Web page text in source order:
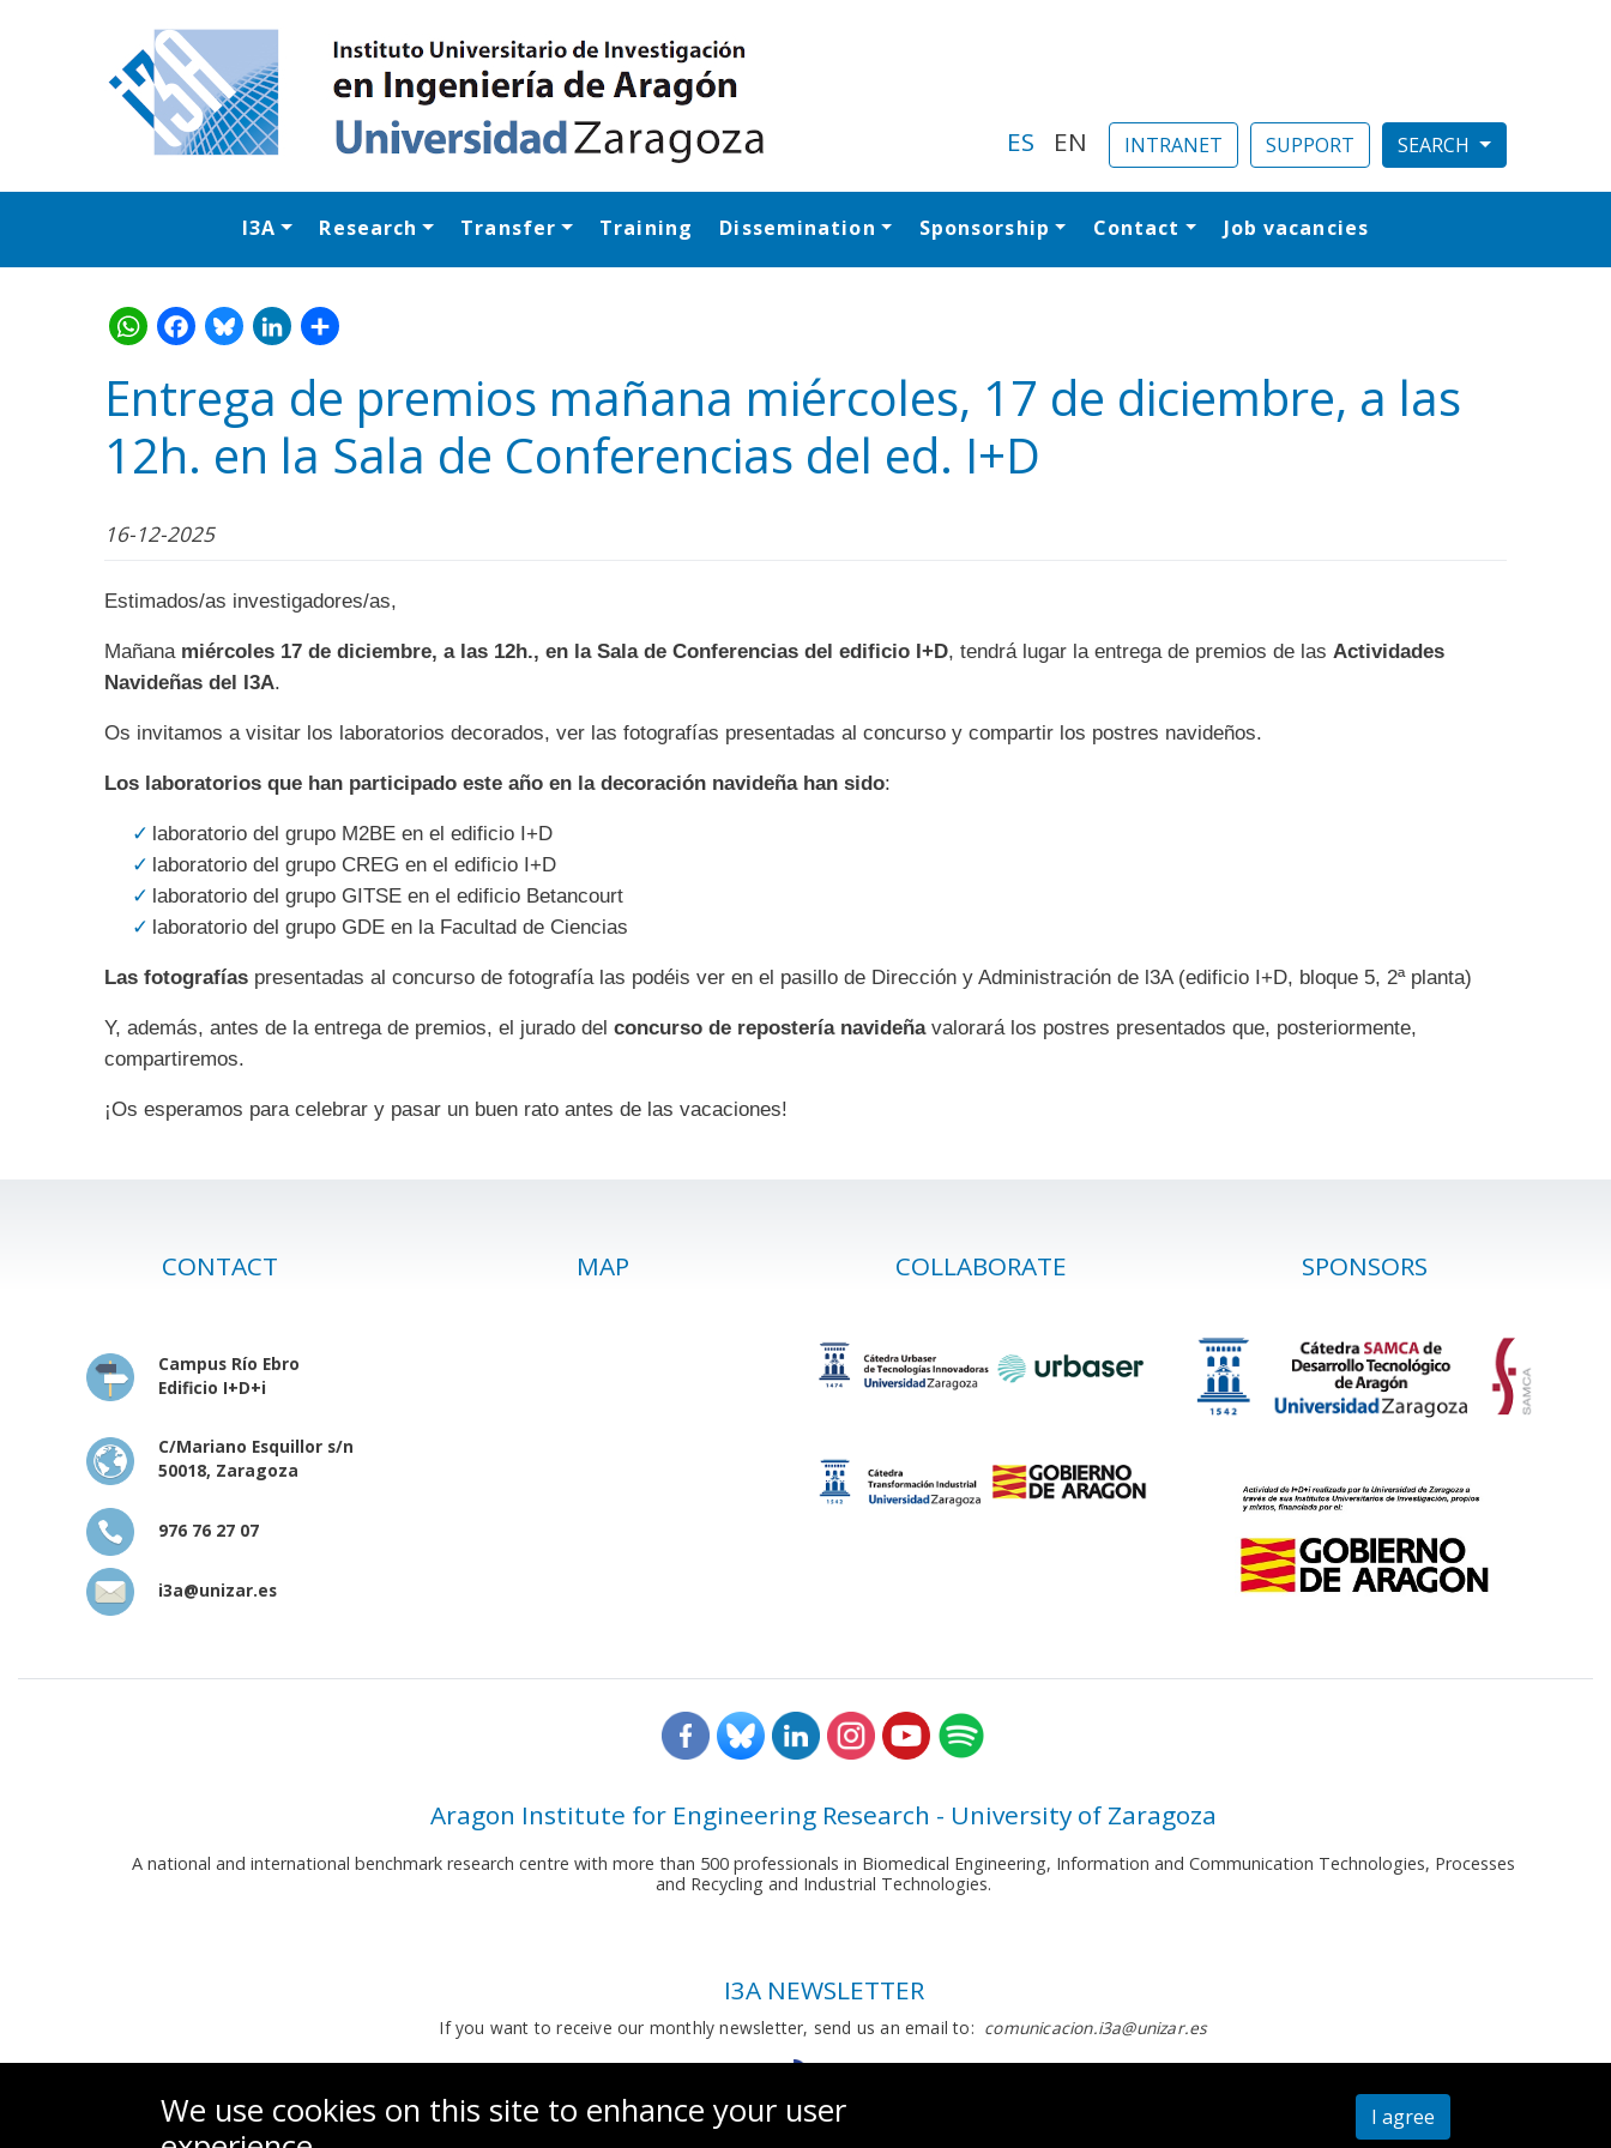
ES EN INTRANET SUPPORT
Navegación principal
I3A Research Transfer Training Dissemination Sponsorship Contact Job vacancies
WhatsApp
Facebook
Bluesky
LinkedIn
Share
Entrega de premios mañana miércoles, 17 de diciembre, a las
12h. en la Sala de Conferencias del ed. I+D
16-12-2025
Estimados/as investigadores/as,
Mañana miércoles 17 de diciembre, a las 12h., en la Sala de Conferencias del edificio I+D, tendrá lugar la entrega de premios de las Actividades
Navideñas del I3A.
Os invitamos a visitar los laboratorios decorados, ver las fotografías presentadas al concurso y compartir los postres navideños.
Los laboratorios que han participado este año en la decoración navideña han sido:
laboratorio del grupo M2BE en el edificio I+D
laboratorio del grupo CREG en el edificio I+D
laboratorio del grupo GITSE en el edificio Betancourt
laboratorio del grupo GDE en la Facultad de Ciencias
Las fotografías presentadas al concurso de fotografía las podéis ver en el pasillo de Dirección y Administración de l3A (edificio I+D, bloque 5, 2ª planta)
Y, además, antes de la entrega de premios, el jurado del concurso de repostería navideña valorará los postres presentados que, posteriormente,
compartiremos.
¡Os esperamos para celebrar y pasar un buen rato antes de las vacaciones!
CONTACT
Campus Río Ebro
Edificio I+D+i
C/Mariano Esquillor s/n
50018, Zaragoza
976 76 27 07
i3a@unizar.es
MAP COLLABORATE SPONSORS
Aragon Institute for Engineering Research - University of Zaragoza
A national and international benchmark research centre with more than 500 professionals in Biomedical Engineering, Information and Communication Technologies, Processes
and Recycling and Industrial Technologies.
I3A NEWSLETTER
If you want to receive our monthly newsletter, send us an email to: comunicacion.i3a@unizar.es
We use cookies on this site to enhance your user
I agree